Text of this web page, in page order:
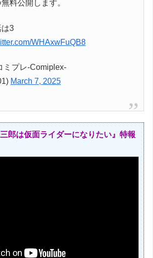
料公開します。
は3
WHAxwFuQB8
プレ-Comiplex-
March 7, 2025
郎は仮面ライダーになりたい』特報